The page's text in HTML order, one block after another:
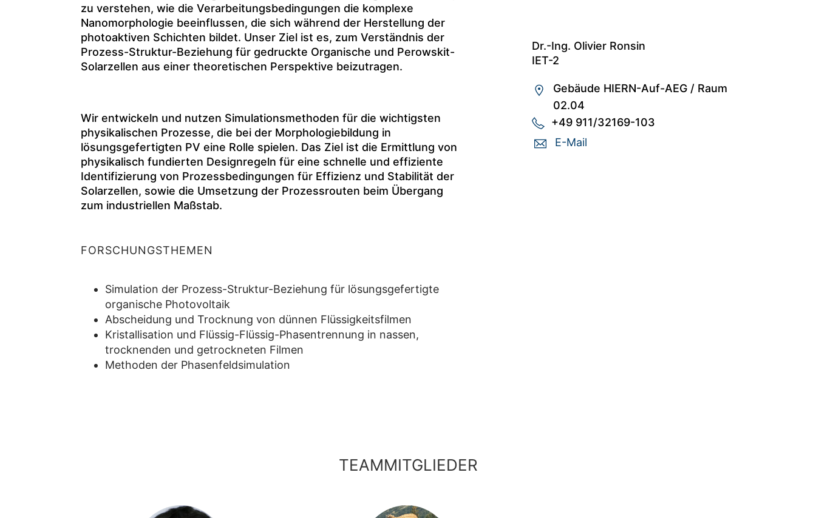
zu verstehen, wie die Verarbeitungsbedingungen die komplexe
Nanomorphologie beeinflussen, die sich während der Herstellung der
photoaktiven Schichten bildet. Unser Ziel ist es, zum Verständnis der
Prozess-Struktur-Beziehung für gedruckte Organische und Perowskit-
Solarzellen aus einer theoretischen Perspektive beizutragen.
Wir entwickeln und nutzen Simulationsmethoden für die wichtigsten
physikalischen Prozesse, die bei der Morphologiebildung in
lösungsgefertigten PV eine Rolle spielen. Das Ziel ist die Ermittlung von
physikalisch fundierten Designregeln für eine schnelle und effiziente
Identifizierung von Prozessbedingungen für Effizienz und Stabilität der
Solarzellen, sowie die Umsetzung der Prozessrouten beim Übergang
zum industriellen Maßstab.
FORSCHUNGSTHEMEN
Simulation der Prozess-Struktur-Beziehung für lösungsgefertigte
organische Photovoltaik
Abscheidung und Trocknung von dünnen Flüssigkeitsfilmen
Kristallisation und Flüssig-Flüssig-Phasentrennung in nassen,
trocknenden und getrockneten Filmen
Methoden der Phasenfeldsimulation
Dr.-Ing. Olivier Ronsin
IET-2
Gebäude HIERN-Auf-AEG / Raum
02.04
+49 911/32169-103
E-Mail
TEAMMITGLIEDER